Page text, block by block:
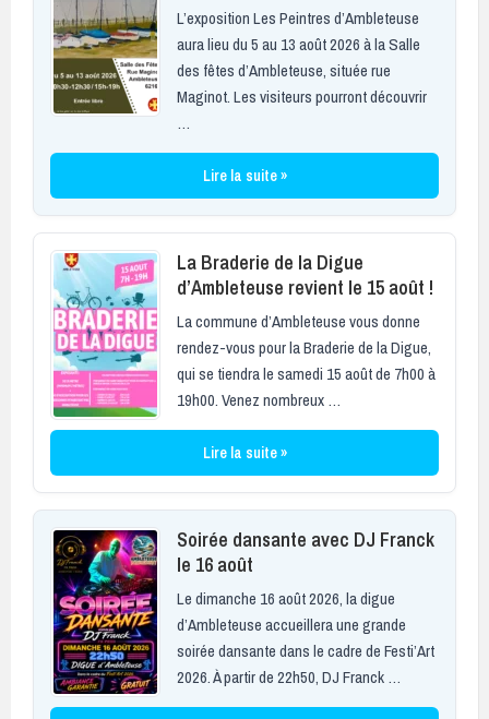
L’exposition Les Peintres d’Ambleteuse
aura lieu du 5 au 13 août 2026 à la Salle
des fêtes d’Ambleteuse, située rue
Maginot. Les visiteurs pourront découvrir
…
Lire la suite »
La Braderie de la Digue
d’Ambleteuse revient le 15 août !
La commune d’Ambleteuse vous donne
rendez-vous pour la Braderie de la Digue,
qui se tiendra le samedi 15 août de 7h00 à
19h00. Venez nombreux …
Lire la suite »
Soirée dansante avec DJ Franck
le 16 août
Le dimanche 16 août 2026, la digue
d’Ambleteuse accueillera une grande
soirée dansante dans le cadre de Festi’Art
2026. À partir de 22h50, DJ Franck …